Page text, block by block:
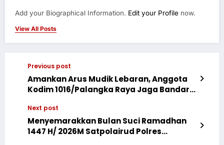
Add your Biographical Information. Edit your Profile now.
View All Posts
Previous post
Amankan Arus Mudik Lebaran, Anggota
Kodim 1016/Palangka Raya Jaga Bandara
Next post
Menyemarakkan Bulan Suci Ramadhan
1447 H/ 2026M Satpolairud Polres